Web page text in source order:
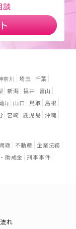
談
奈川 埼玉
千葉
新潟 福井
富山
山 山口 鳥取
島根
宮崎 鹿児島 沖縄
題 不動産 企業法務
助成金 刑事事件
れ